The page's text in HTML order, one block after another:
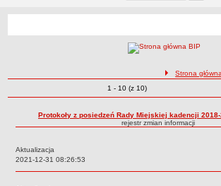
Sołectwa
Współpraca zagraniczna
Strategia rozwoju Gminy
ścieżka nawigacji
Strona główna
Zmiany o pozycjach
1 - 10 (z 10)
Protokoły z posiedzeń Rady Miejskiej kadencji 2018-
rejestr zmian informacji
Aktualizacja
Data:
2021-12-31 08:26:53